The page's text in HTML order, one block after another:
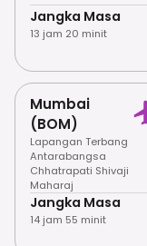
Jangka Masa
13 jam 20 minit
Mumbai
(BOM)
Lapangan Terbang
Antarabangsa
Chhatrapati Shivaji
Maharaj
Jangka Masa
14 jam 55 minit